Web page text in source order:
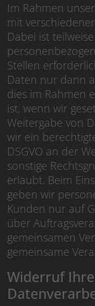
Im Rahmen
mit
Dabei ist
Stellen
Daten nur dann
dies im Rahmen
ist, wenn wir
Weitergabe von
wir ein
DSGVO an der
sonstige
erlaubt. Beim
geben wir
Kunden nur auf
über
gemeinsamen
gemeinsame
Widerruf